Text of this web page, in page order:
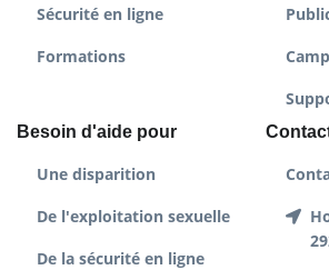
Sécurité en ligne
Formations
Besoin d'aide pour
Une disparition
De l'exploitation sexuelle
De la sécurité en ligne